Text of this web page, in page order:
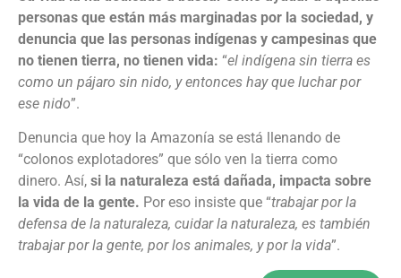
personas que están más marginadas por la sociedad, y
denuncia que las personas indígenas y campesinas que
no tienen tierra, no tienen vida: “el indígena sin tierra es
como un pájaro sin nido, y entonces hay que luchar por
ese nido”.
Denuncia que hoy la Amazonía se está llenando de
“colonos explotadores” que sólo ven la tierra como
dinero. Así, si la naturaleza está dañada, impacta sobre
la vida de la gente. Por eso insiste que “trabajar por la
defensa de la naturaleza, cuidar la naturaleza, es también
trabajar por la gente, por los animales, y por la vida”.